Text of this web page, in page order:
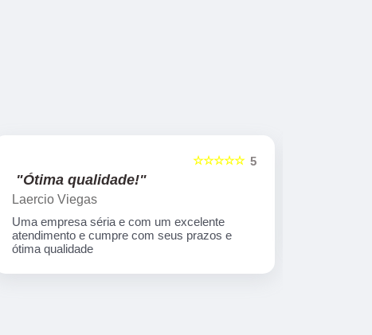
5
☆☆☆☆☆
"Ótima qualidade!"
Laercio Viegas
Uma empresa séria e com um excelente
atendimento e cumpre com seus prazos e
ótima qualidade